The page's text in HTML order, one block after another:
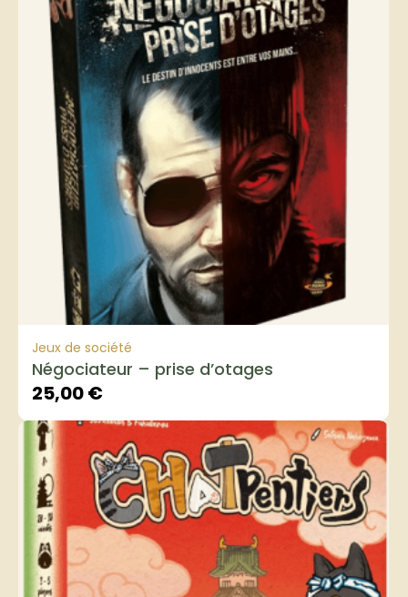
Jeux de société
Négociateur – prise d’otages
25,00€